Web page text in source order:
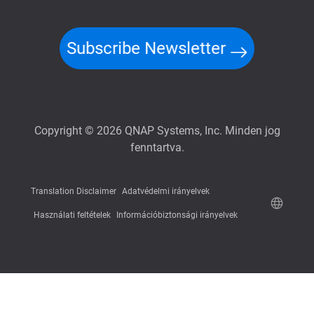
Subscribe Newsletter
Copyright © 2026 QNAP Systems, Inc. Minden jog
fenntartva.
Translation Disclaimer Adatvédelmi irányelvek
Használati feltételek Információbiztonsági irányelvek